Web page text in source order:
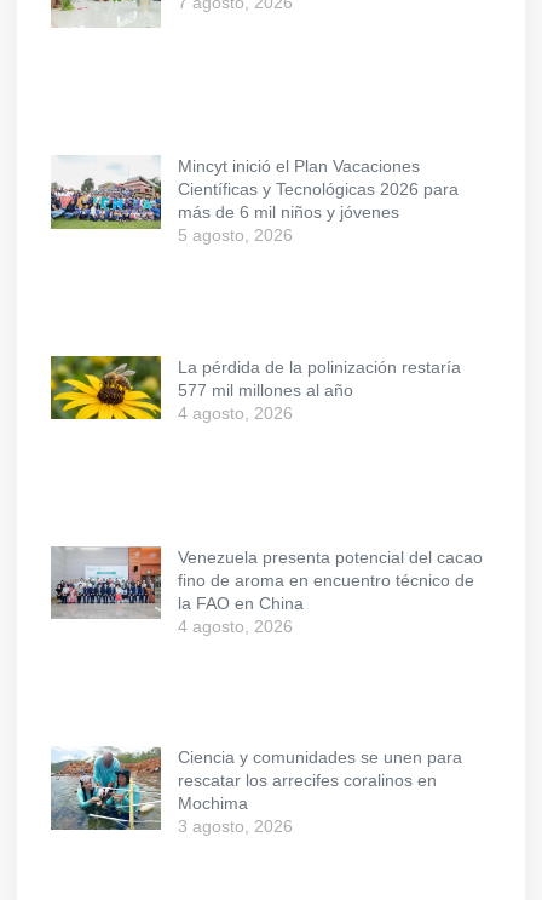
Mincyt inició el Plan Vacaciones
Científicas y Tecnológicas 2026 para
más de 6 mil niños y jóvenes
5 agosto, 2026
La pérdida de la polinización restaría
577 mil millones al año
4 agosto, 2026
Venezuela presenta potencial del cacao
fino de aroma en encuentro técnico de
la FAO en China
4 agosto, 2026
Ciencia y comunidades se unen para
rescatar los arrecifes coralinos en
Mochima
3 agosto, 2026